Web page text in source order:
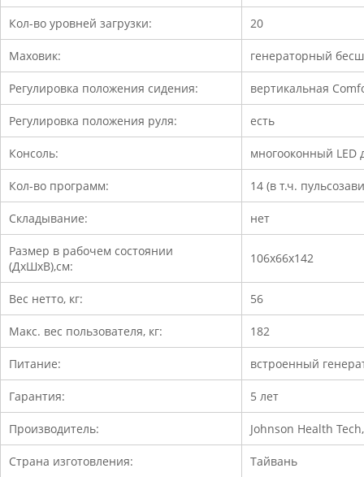
Кол-во уровней загрузки: 20
Маховик: генераторный
Регулировка положения сидения: вертикальная
Регулировка положения руля: есть
Консоль: многооконный LED
Кол-во программ: 14 (в т.ч.
Складывание: нет
Размер в рабочем состоянии
(ДхШхВ),см:
106х66х142
Вес нетто, кг: 56
Макс. вес пользователя, кг: 182
Питание: встроенный
Гарантия: 5 лет
Производитель: Johnson Health
Страна изготовления: Тайвань